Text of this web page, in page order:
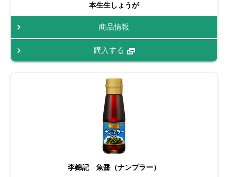
本生生しょうが
商品情報
購入する
李錦記 魚醤（ナンプラー）